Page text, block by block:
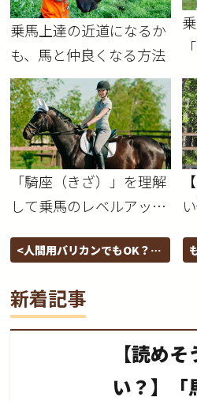
乗馬上達の近道になるか
も、馬と仲良くなる方法
「騎座（きざ）」を理解
して乗馬のレベルアップ
人間用バリカンでもOK？
します！
新着記事
【読め
い？】「